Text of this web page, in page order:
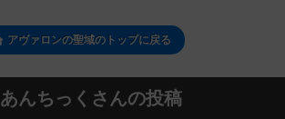
アヴァロンの聖域のトップに戻る
あんちっくさんの投稿